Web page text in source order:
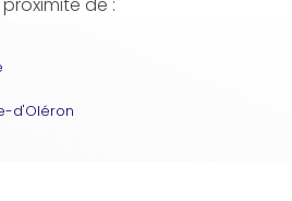
d'Oléron